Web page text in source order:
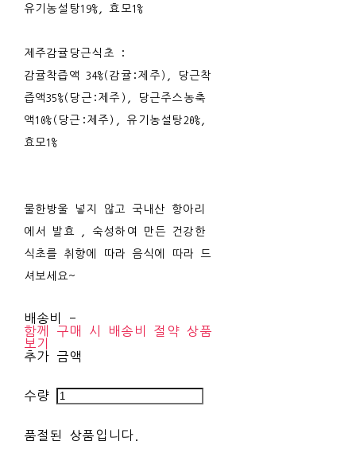
유기농설탕19%, 효모1%
제주감귤당근식초 :
감귤착즙액 34%(감귤:제주), 당근착
즙액35%(당근:제주), 당근주스농축
액10%(당근:제주), 유기농설탕20%,
효모1%
물한방울 넣지 않고 국내산 항아리
에서 발효 , 숙성하여 만든 건강한
식초를 취향에 따라 음식에 따라 드
셔보세요~
배송비 -
함께 구매 시 배송비 절약 상품
보기
추가 금액
수량
품절된 상품입니다.